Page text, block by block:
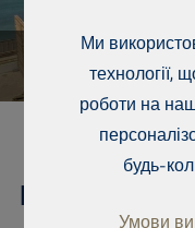
Ми
технології,
роботи на
будь-